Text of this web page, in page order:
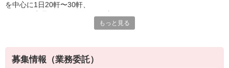
など、働くママの多いヤクルトならではの
仕事×育児のお悩みをスッキリ解決に導きます☆
を中心に1日20軒〜30軒、
商品を通じてお客さまとふれあう楽しさ、健康的な生活にお役立ち
す！
もっと見る
募集情報（業務委託）